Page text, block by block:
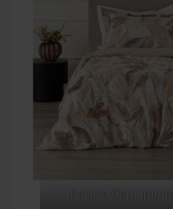
Parure